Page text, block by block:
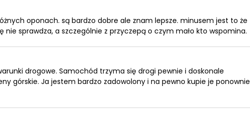
oponach. są bardzo dobre ale znam lepsze. minusem jest to że
nie sprawdza, a szczególnie z przyczepą o czym mało kto wspomina.
drogowe. Samochód trzyma się drogi pewnie i doskonale
górskie. Ja jestem bardzo zadowolony i na pewno kupie je ponownie